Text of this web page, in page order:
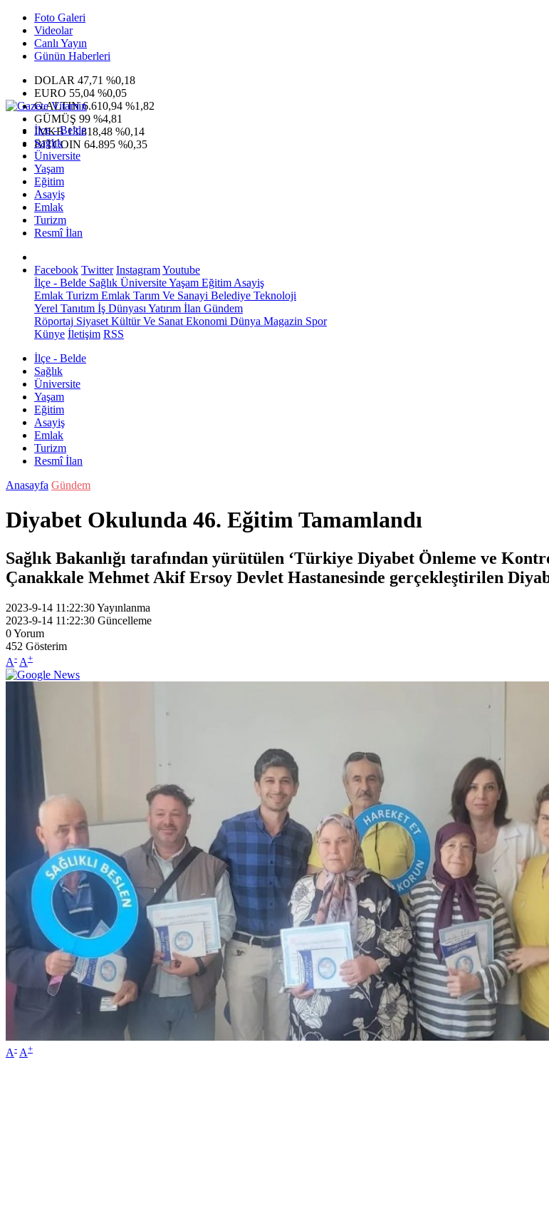
Foto Galeri
Videolar
Canlı Yayın
Günün Haberleri
DOLAR 47,71 %0,18
EURO 55,04 %0,05
G.ALTIN6.610,94 %1,82
GÜMÜŞ 99 %4,81
IMKB13.818,48 %0,14
BITCOIN 64.895 %0,35
İlçe - Belde
Sağlık
Üniversite
Yaşam
Eğitim
Asayiş
Emlak
Turizm
Resmî İlan
Facebook Twitter InstagramYoutube
İlçe - Belde Sağlık ÜniversiteYaşam Eğitim Asayiş
Emlak Turizm Emlak Tarım Ve Sanayi Belediye Teknoloji
Yerel Tanıtım İş Dünyası Yatırım İlan Gündem
Röportaj Siyaset Kültür Ve Sanat Ekonomi Dünya Magazin Spor
Künye İletişim RSS
İlçe - Belde
Sağlık
Üniversite
Yaşam
Eğitim
Asayiş
Emlak
Turizm
Resmî İlan
Anasayfa Gündem
Diyabet Okulunda 46. Eğitim Tamamlandı
Sağlık Bakanlığı tarafından yürütülen ‘Türkiye Diyabet Önleme ve
Çanakkale Mehmet Akif Ersoy Devlet Hastanesinde gerçekleştirilen
2023-9-14 11:22:30Yayınlanma
2023-9-14 11:22:30 Güncelleme
0Yorum
452 Gösterim
A- A+
A- A+